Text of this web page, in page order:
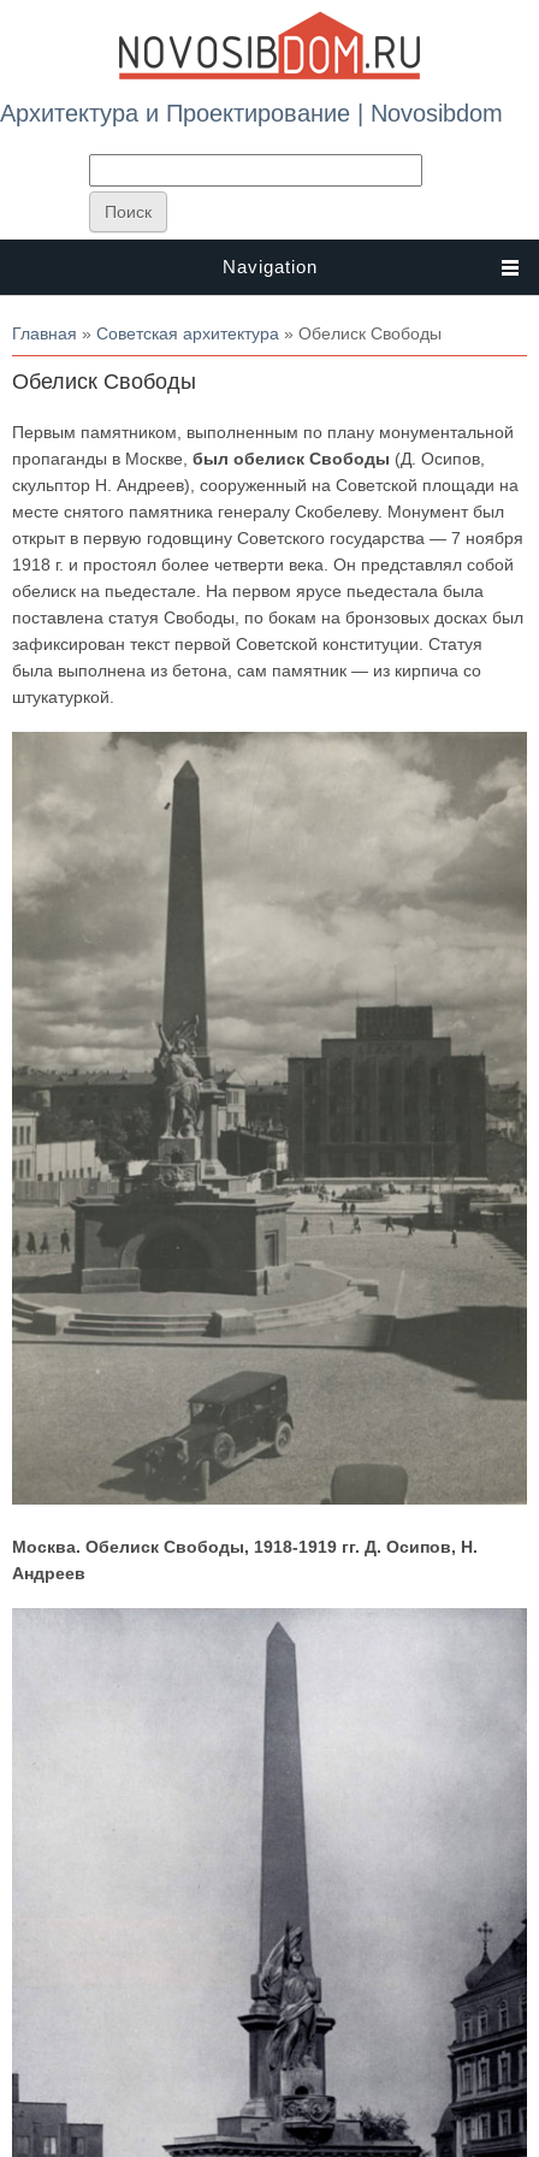
Архитектура и Проектирование | Novosibdom
Navigation
Вы здесь
Главная » Советская архитектура » Обелиск Свободы
Обелиск Свободы
Первым памятником, выполненным по плану монументальной
пропаганды в Москве, был обелиск Свободы (Д. Осипов,
скульптор Н. Андреев), сооруженный на Советской площади на
месте снятого памятника генералу Скобелеву. Монумент был
открыт в первую годовщину Советского государства — 7 ноября
1918 г. и простоял более четверти века. Он представлял собой
обелиск на пьедестале. На первом ярусе пьедестала была
поставлена статуя Свободы, по бокам на бронзовых досках был
зафиксирован текст первой Советской конституции. Статуя
была выполнена из бетона, сам памятник — из кирпича со
штукатуркой.
Москва. Обелиск Свободы, 1918-1919 гг. Д. Осипов, Н.
Андреев